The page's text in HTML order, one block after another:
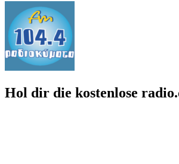
Hol dir die kostenlose